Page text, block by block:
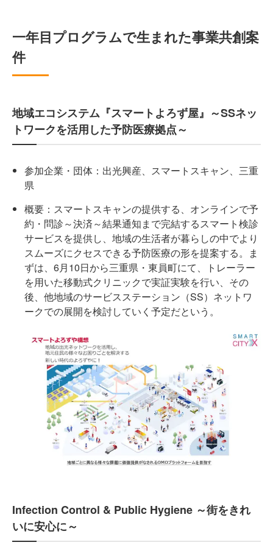
一年目プログラムで生まれた事業共創案
件
地域エコシステム『スマートよろず屋』～SSネッ
トワークを活用した予防医療拠点～
参加企業・団体：出光興産、スマートスキャン、三重
県
概要：スマートスキャンの提供する、オンラインで予
約・問診～決済～結果通知まで完結するスマート検診
サービスを提供し、地域の生活者が暮らしの中でより
スムーズにクセスできる予防医療の形を提案する。ま
ずは、6月10日から三重県・東員町にて、トレーラー
を用いた移動式クリニックで実証実験を行い、その
後、他地域のサービスステーション（SS）ネットワ
ークでの展開を検討していく予定だという。
Infection Control & Public Hygiene ～街をきれ
いに安心に～